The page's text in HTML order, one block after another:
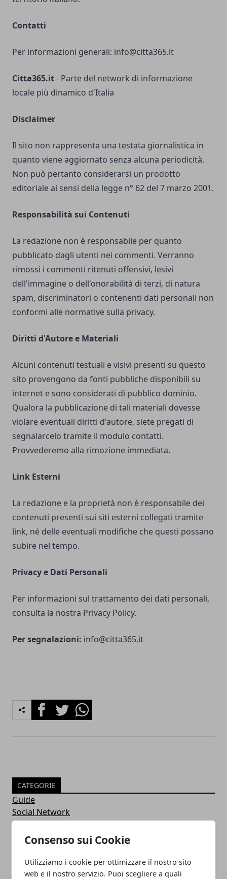
Consenso sui Cookie
Utilizziamo i cookie per ottimizzare il nostro sito
web e il nostro servizio. Puoi scegliere a quali
Contatti
Per informazioni generali: info@citta365.it
Citta365.it- Parte del network di informazione
locale più dinamico d'Italia
Disclaimer
Il sito non rappresenta una testata giornalistica in
quanto viene aggiornato senza alcuna periodicità.
Non può pertanto considerarsi un prodotto
editoriale ai sensi della legge n° 62 del 7 marzo 2001.
Responsabilità sui Contenuti
La redazione non è responsabile per quanto
pubblicato dagli utenti nei commenti. Verranno
rimossi i commenti ritenuti offensivi, lesivi
dell'immagine o dell'onorabilità di terzi, di natura
spam, discriminatori o contenenti dati personali non
conformi alle normative sulla privacy.
Diritti d'Autore e Materiali
Alcuni contenuti testuali e visivi presenti su questo
sito provengono da fonti pubbliche disponibili su
internet e sono considerati di pubblico dominio.
Qualora la pubblicazione di tali materiali dovesse
violare eventuali diritti d'autore, siete pregati di
segnalarcelo tramite il modulo contatti.
Provvederemo alla rimozione immediata.
Link Esterni
La redazione e la proprietà non è responsabile dei
contenuti presenti sui siti esterni collegati tramite
link, né delle eventuali modifiche che questi possano
subire nel tempo.
Privacy e Dati Personali
Per informazioni sul trattamento dei dati personali,
consulta la nostra Privacy Policy.
Per segnalazioni: info@citta365.it
FacebookTwitterWhatsapp
CATEGORIE
Guide
Social Network
Internet
Geek
Curiosità
Sicurezza